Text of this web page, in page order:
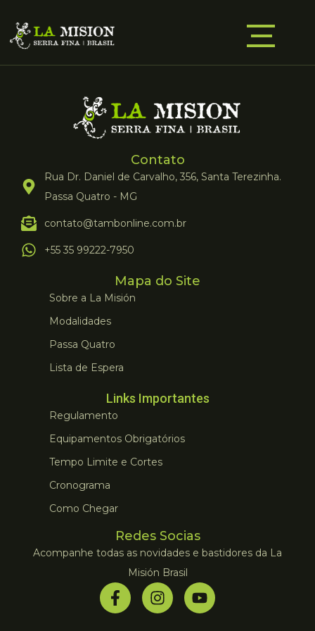
Contato
Rua Dr. Daniel de Carvalho, 356, Santa Terezinha.
Passa Quatro - MG
contato@tambonline.com.br
+55 35 99222-7950
Mapa do Site
Sobre a La Misión
Modalidades
Passa Quatro
Lista de Espera
Links Importantes
Regulamento
Equipamentos Obrigatórios
Tempo Limite e Cortes
Cronograma
Como Chegar
Redes Socias
Acompanhe todas as novidades e bastidores da La
Misión Brasil